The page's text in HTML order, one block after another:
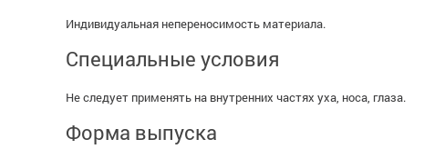
Индивидуальная непереносимость материала.
Специальные условия
Не следует применять на внутренних частях уха, носа, глаза.
Форма выпуска